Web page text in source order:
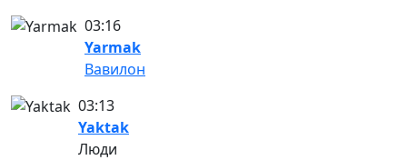
03:16
Yarmak
Вавилон
03:13
Yaktak
Люди